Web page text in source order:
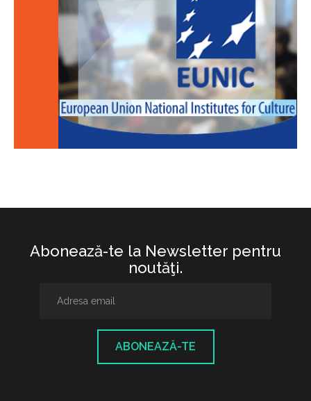
Abonează-te la Newsletter pentru
noutăţi.
ABONEAZĂ-TE